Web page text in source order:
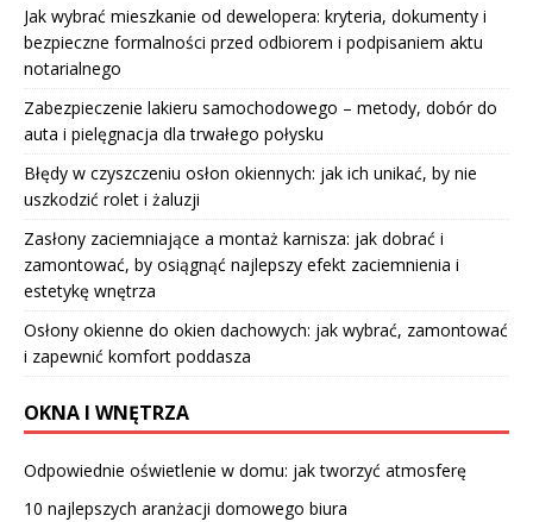
Jak wybrać mieszkanie od dewelopera: kryteria, dokumenty i
bezpieczne formalności przed odbiorem i podpisaniem aktu
notarialnego
Zabezpieczenie lakieru samochodowego – metody, dobór do
auta i pielęgnacja dla trwałego połysku
Błędy w czyszczeniu osłon okiennych: jak ich unikać, by nie
uszkodzić rolet i żaluzji
Zasłony zaciemniające a montaż karnisza: jak dobrać i
zamontować, by osiągnąć najlepszy efekt zaciemnienia i
estetykę wnętrza
Osłony okienne do okien dachowych: jak wybrać, zamontować
i zapewnić komfort poddasza
OKNA I WNĘTRZA
Odpowiednie oświetlenie w domu: jak tworzyć atmosferę
10 najlepszych aranżacji domowego biura